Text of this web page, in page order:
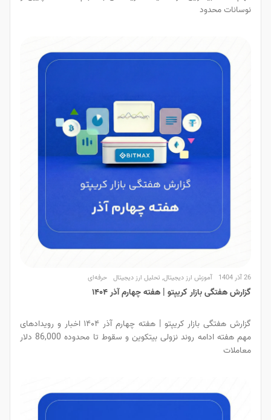
نوسانات محدود
26 آذر 1404 آموزش ارز دیجیتال, تحلیل ارز دیجیتال حرفه‌ای
گزارش هفتگی بازار کریپتو | هفته چهارم آذر ۱۴۰۴
گزارش هفتگی بازار کریپتو | هفته چهارم آذر ۱۴۰۴ اخبار و رویدادهای
مهم هفته ادامه روند نزولی بیتکوین و سقوط تا محدوده 86,000 دلار
معاملات